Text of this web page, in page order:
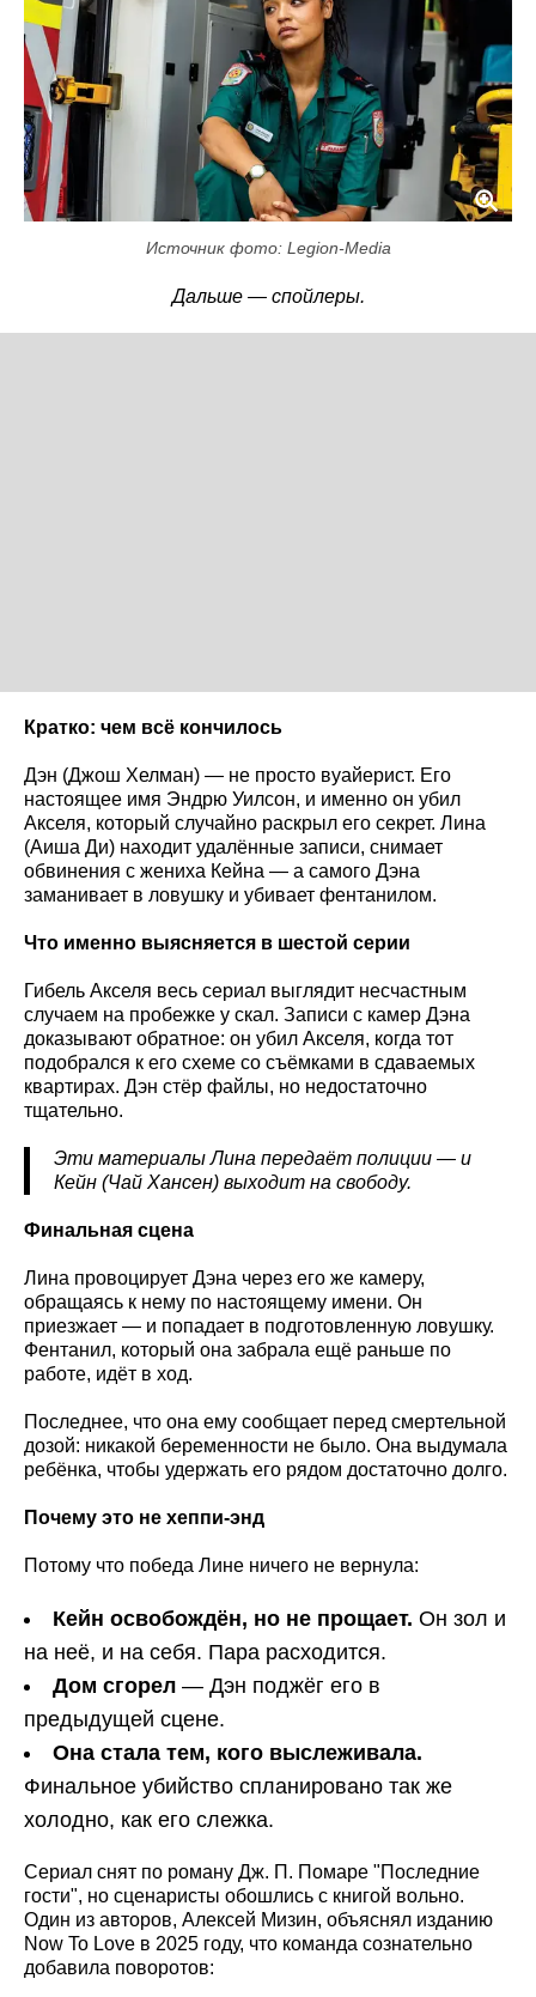
Источник фото: Legion-Media
Дальше — спойлеры.
Кратко: чем всё кончилось
Дэн (Джош Хелман) — не просто вуайерист. Его
настоящее имя Эндрю Уилсон, и именно он убил
Акселя, который случайно раскрыл его секрет. Лина
(Аиша Ди) находит удалённые записи, снимает
обвинения с жениха Кейна — а самого Дэна
заманивает в ловушку и убивает фентанилом.
Что именно выясняется в шестой серии
Гибель Акселя весь сериал выглядит несчастным
случаем на пробежке у скал. Записи с камер Дэна
доказывают обратное: он убил Акселя, когда тот
подобрался к его схеме со съёмками в сдаваемых
квартирах. Дэн стёр файлы, но недостаточно
тщательно.
Эти материалы Лина передаёт полиции — и
Кейн (Чай Хансен) выходит на свободу.
Финальная сцена
Лина провоцирует Дэна через его же камеру,
обращаясь к нему по настоящему имени. Он
приезжает — и попадает в подготовленную ловушку.
Фентанил, который она забрала ещё раньше по
работе, идёт в ход.
Последнее, что она ему сообщает перед смертельной
дозой: никакой беременности не было. Она выдумала
ребёнка, чтобы удержать его рядом достаточно долго.
Почему это не хеппи-энд
Потому что победа Лине ничего не вернула:
Кейн освобождён, но не прощает. Он зол и
на неё, и на себя. Пара расходится.
Дом сгорел — Дэн поджёг его в
предыдущей сцене.
Она стала тем, кого выслеживала.
Финальное убийство спланировано так же
холодно, как его слежка.
Сериал снят по роману Дж. П. Помаре "Последние
гости", но сценаристы обошлись с книгой вольно.
Один из авторов, Алексей Мизин, объяснял изданию
Now To Love в 2025 году, что команда сознательно
добавила поворотов: